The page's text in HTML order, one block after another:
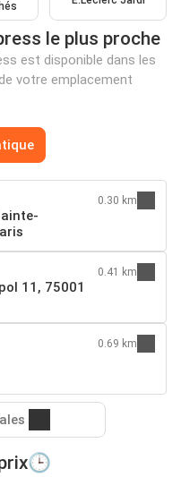
le plus proche
est disponible dans les
votre emplacement
0.30 km
11, 75001
0.41 km
0.69 km